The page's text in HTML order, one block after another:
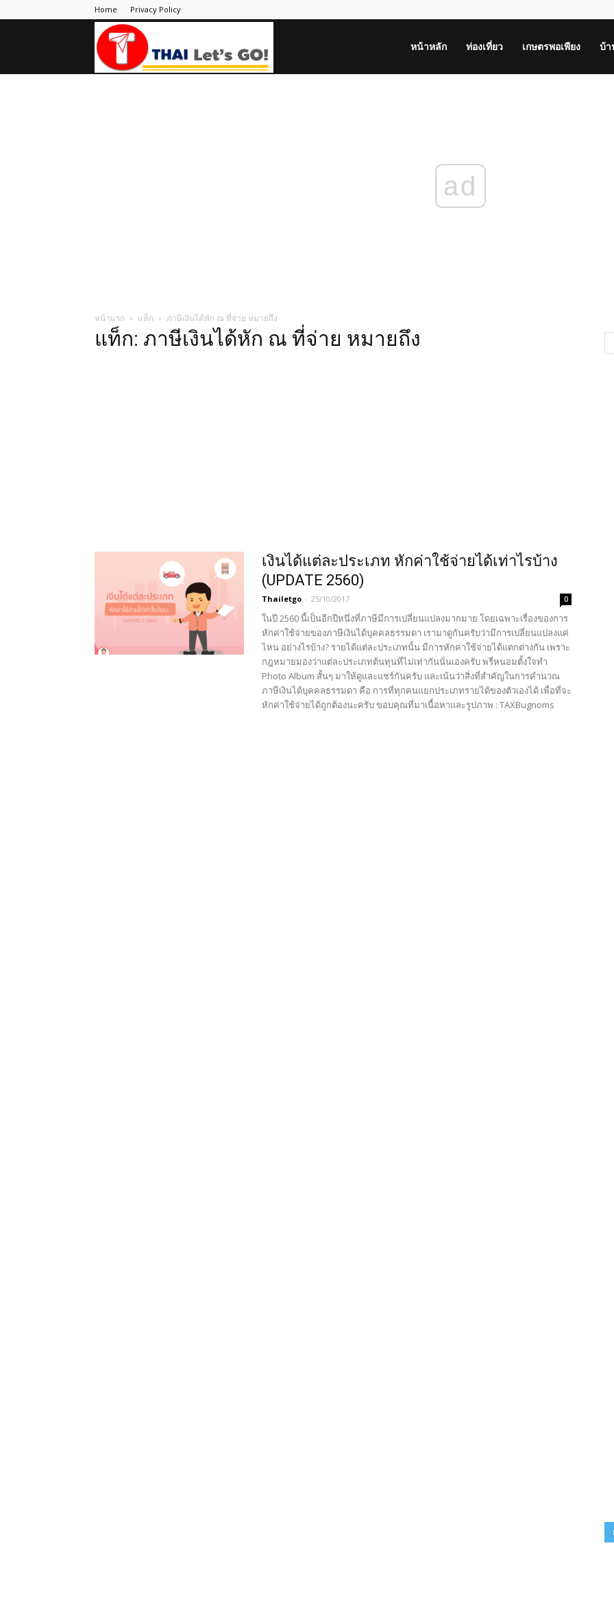
Home Privacy Policy
หน้าหลัก ท่องเที่ยว เกษตรพอเพียง บ้
ad
หน้าแรก แท็ก ภาษีเงินได้หัก ณ ที่จ่าย หมายถึง
แท็ก: ภาษีเงินได้หัก ณ ที่จ่าย หมายถึง
เงินได้แต่ละประเภท หักค่าใช้จ่ายได้เท่าไรบ้าง
(UPDATE 2560)
Thailetgo - 25/10/2017 0
ในปี 2560 นี้เป็นอีกปีหนึ่งที่ภาษีมีการเปลี่ยนแปลงมากมาย โดยเฉพาะเรื่องของการ
หักค่าใช้จ่ายของภาษีเงินได้บุคคลธรรมดา เรามาดูกันครับว่ามีการเปลี่ยนแปลงแค่
ไหน อย่างไรบ้าง? รายได้แต่ละประเภทนั้น มีการหักค่าใช้จ่ายได้แตกต่างกัน เพราะ
กฎหมายมองว่าแต่ละประเภทต้นทุนที่ไม่เท่ากันนั่นเองครับ พรี่หนอมตั้งใจทำ
Photo Album สั้นๆ มาให้ดูและแชร์กันครับ และเน้นว่าสิ่งที่สำคัญในการคำนวณ
ภาษีเงินได้บุคคลธรรมดา คือ การที่ทุกคนแยกประเภทรายได้ของตัวเองได้ เพื่อที่จะ
หักค่าใช้จ่ายได้ถูกต้องนะครับ ขอบคุณที่มาเนื้อหาและรูปภาพ : TAXBugnoms